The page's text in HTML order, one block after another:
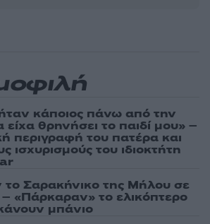
κάποιος πάνω από την
είχα θρηνήσει το παιδί μου» –
περιγραφή του πατέρα και
ισχυρισμούς του ιδιοκτήτη
Σαρακήνικο της Μήλου σε
– «Πάρκαραν» το ελικόπτερο
μπάνιο